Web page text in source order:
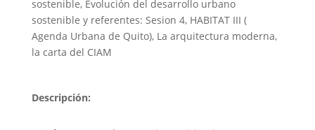
sostenible, Evolución del desarrollo urbano
sostenible y referentes: Sesion 4, HABITAT III (
Agenda Urbana de Quito), La arquitectura moderna,
la carta del CIAM
Descripción: